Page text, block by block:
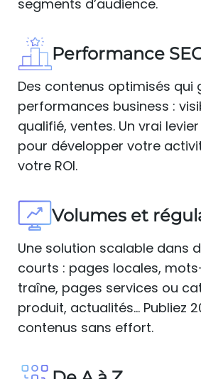
segments d’audience.
Performance
Des contenus optimisés qui
performances business :
qualifié, ventes. Un vrai
pour développer votre
votre ROI.
Volumes et
Une solution scalable dans
courts : pages locales,
traîne, pages services ou
produit, actualités… Publiez
contenus sans effort.